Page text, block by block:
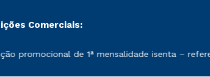
Comerciais:
de rematrícula conforme exposto no
promocional de 1ª mensalidade isenta –